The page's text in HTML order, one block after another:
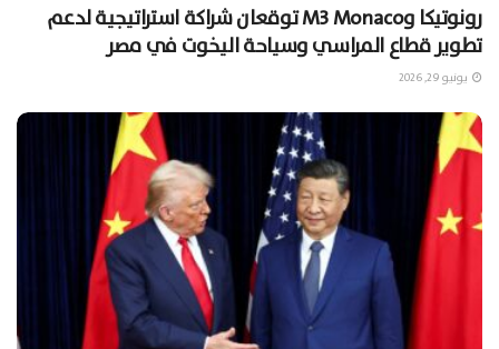
رونوتيكا وM3 Monaco توقعان شراكة استراتيجية لدعم
تطوير قطاع المراسي وسياحة اليخوت في مصر
يونيو 29, 2026